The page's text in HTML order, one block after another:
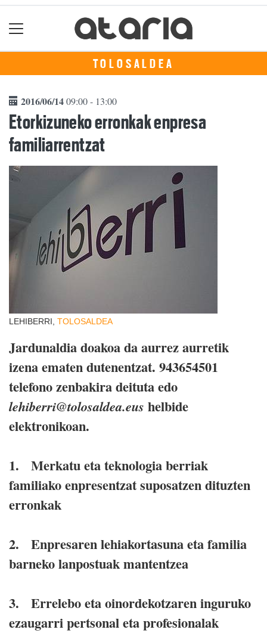
TOLOSALDEA
2016/06/1409:00 - 13:00
Etorkizuneko erronkak enpresa
familiarrentzat
LEHIBERRI, TOLOSALDEA
Jardunaldia doakoa da aurrez aurretik
izena ematen dutenentzat. 943654501
telefono zenbakira deituta edo
lehiberri@tolosaldea.eus helbide
elektronikoan.
1. Merkatu eta teknologia berriak
familiako enpresentzat suposatzen dituzten
erronkak
2. Enpresaren lehiakortasuna eta familia
barneko lanpostuak mantentzea
3. Errelebo eta oinordekotzaren inguruko
ezaugarri pertsonal eta profesionalak